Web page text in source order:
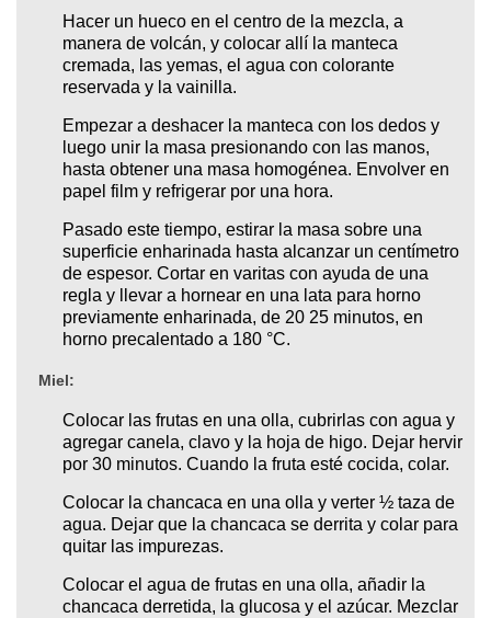
Hacer un hueco en el centro de la mezcla, a
manera de volcán, y colocar allí la manteca
cremada, las yemas, el agua con colorante
reservada y la vainilla.
Empezar a deshacer la manteca con los dedos y
luego unir la masa presionando con las manos,
hasta obtener una masa homogénea. Envolver en
papel film y refrigerar por una hora.
Pasado este tiempo, estirar la masa sobre una
superficie enharinada hasta alcanzar un centímetro
de espesor. Cortar en varitas con ayuda de una
regla y llevar a hornear en una lata para horno
previamente enharinada, de 20 25 minutos, en
horno precalentado a 180 °C.
Miel:
Colocar las frutas en una olla, cubrirlas con agua y
agregar canela, clavo y la hoja de higo. Dejar hervir
por 30 minutos. Cuando la fruta esté cocida, colar.
Colocar la chancaca en una olla y verter ½ taza de
agua. Dejar que la chancaca se derrita y colar para
quitar las impurezas.
Colocar el agua de frutas en una olla, añadir la
chancaca derretida, la glucosa y el azúcar. Mezclar